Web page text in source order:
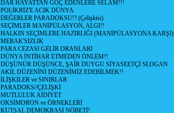
DAR HAYATTAN GÖÇ EDENLERE SELAM!!!
POLİKRİZ'E ACIK DÜNYA
DEĞERLER PARADOKSU!? (Çelişkisi)
SEÇİMLER MANİPÜLASYON, ALGI!!
HALKIN SEÇİMLERE HAZIRLIĞI (MANİPÜLASYONA KARŞI)
MERAK'SIZLIK
PARA CEZASI GELİR ORANLARI
DÜNYA İNTİHAR ETMEDEN ÖNLEM!!
DÜŞÜNÜR DÜŞÜNCE, ŞAİR DUYGU SİYASEETÇİ SLOGAN
AKIL DÜZENİNİ DÜZENİMİZ EDEBİLMEK!!
İLİŞKİLER ve SINIRLAR
PARADOKS//ÇELİŞKİ
MUTLULUK AİDİYET
OKSİMORON ve ÖRNEKLERİ
KUTSAL DEMOKRASİ NÖBETİ!